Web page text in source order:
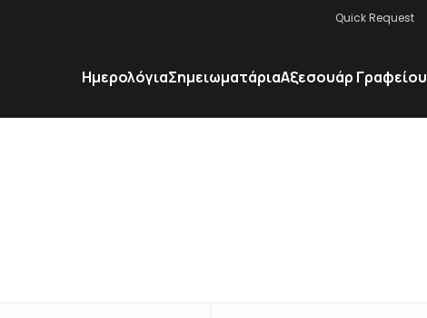
Quick Request
ΗμερολόγιαΣημειωματάριαΑξεσουάρ Γραφείου